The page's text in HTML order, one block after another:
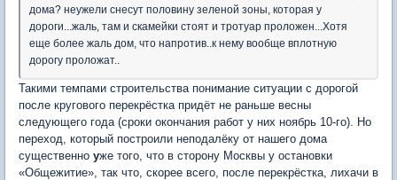
дома? неужели снесут половину зеленой зоны, которая у
дороги...жаль, там и скамейки стоят и тротуар проложен...Хотя
еще более жаль дом, что напротив..к нему вообще вплотную
дорогу проложат..
Такими темпами строительства понимание ситуации с дорогой
после кругового перекрёстка придёт не раньше весны
следующего года (сроки окончания работ у них ноябрь 10-го). Но
переход, который построили неподалёку от нашего дома
существенно уже того, что в сторону Москвы у остановки
«Общежитие», так что, скорее всего, после перекрёстка, лихачи в